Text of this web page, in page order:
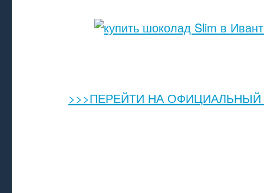
>>>ПЕРЕЙТИ НА ОФИЦИАЛЬНЫЙ